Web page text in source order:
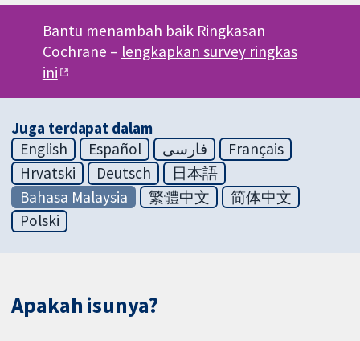
Bantu menambah baik Ringkasan
Cochrane – lengkapkan survey ringkas
ini
Juga terdapat dalam
English
Español فارسی
Français
Hrvatski
Deutsch
日本語
Bahasa Malaysia
繁體中文
简体中文
Polski
Apakah isunya?